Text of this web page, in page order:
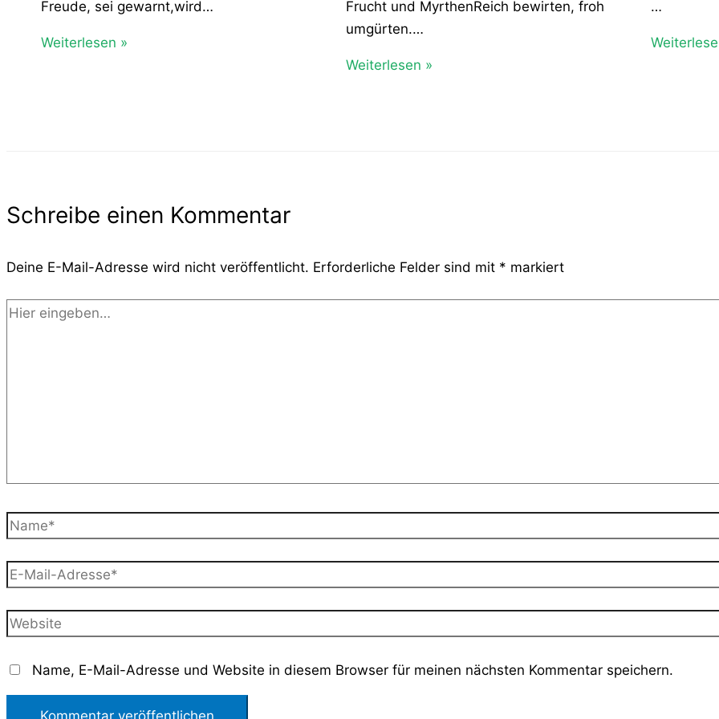
Freude, sei gewarnt,wird…
Weiterlesen »
Frucht und MyrthenReich bewirten, froh
umgürten.…
Weiterlesen »
…
Schreibe einen Kommentar
Deine E-Mail-Adresse wird nicht veröffentlicht. Erforderliche Felder sind mit * markiert
Hier
Name*
E-
Adresse*
Website
Name, E-Mail-Adresse und Website in diesem Browser für meinen nächsten Kommentar speichern.